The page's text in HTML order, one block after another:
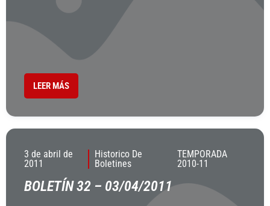
LEER MÁS
3 de abril de
2011
Historico De
Boletines
TEMPORADA
2010-11
BOLETÍN 32 – 03/04/2011